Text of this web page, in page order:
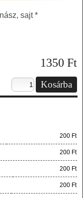
sajt *
1350 Ft
200 Ft
200 Ft
200 Ft
200 Ft